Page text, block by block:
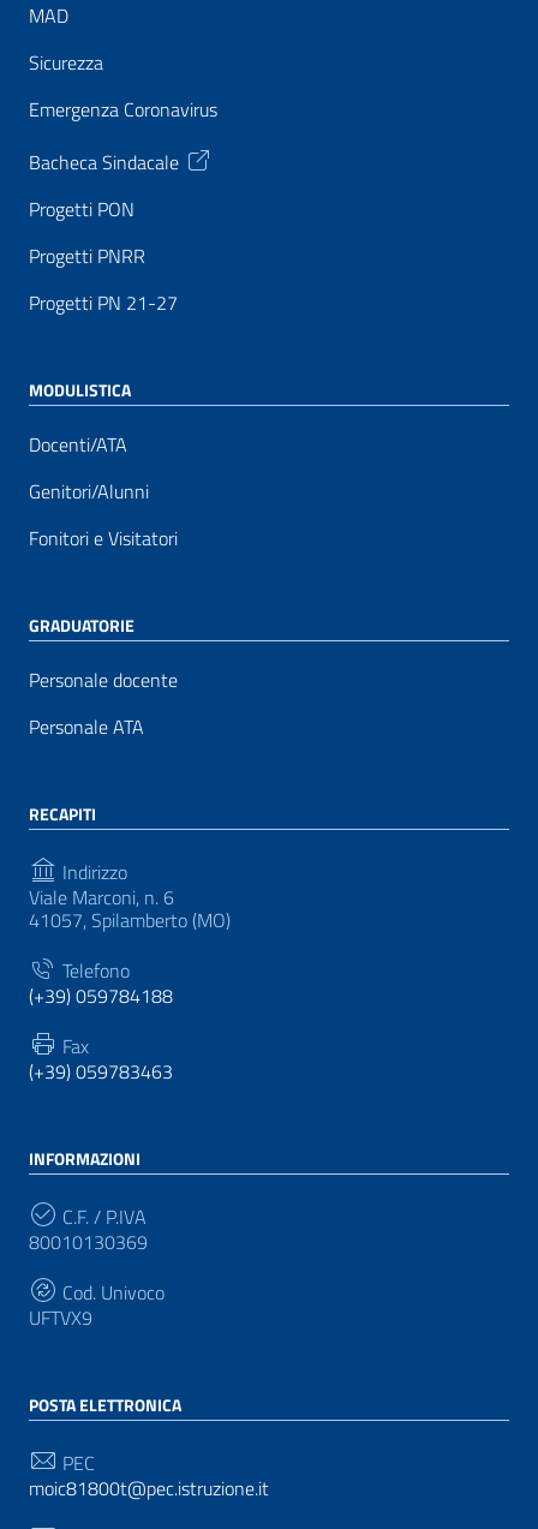
MAD
Sicurezza
Emergenza Coronavirus
Bacheca Sindacale
Progetti PON
Progetti PNRR
Progetti PN 21-27
MODULISTICA
Docenti/ATA
Genitori/Alunni
Fonitori e Visitatori
GRADUATORIE
Personale docente
Personale ATA
RECAPITI
Indirizzo
Viale Marconi, n. 6
41057, Spilamberto (MO)
Telefono
(+39) 059784188
Fax
(+39) 059783463
INFORMAZIONI
C.F. / P.IVA
80010130369
Cod. Univoco
UFTVX9
POSTA ELETTRONICA
PEC
moic81800t@pec.istruzione.it